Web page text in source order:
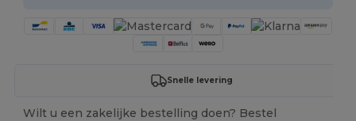
Snelle levering
Wilt u een zakelijke bestelling doen? Bestel